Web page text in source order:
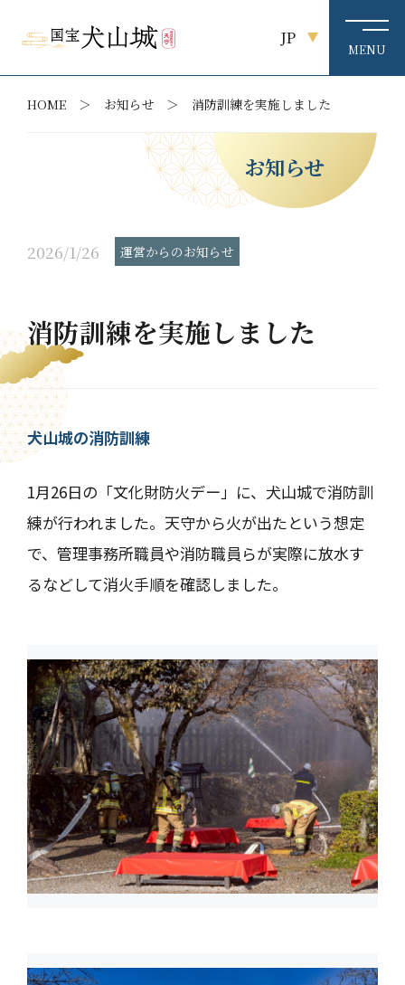
JP
HOME お知らせ 消防訓練を実施しました
お知らせ
2026/1/26 運営からのお知らせ
消防訓練を実施しました
犬山城の消防訓練
1月26日の「文化財防火デー」に、犬山城で消防訓
練が行われました。天守から火が出たという想定
で、管理事務所職員や消防職員らが実際に放水す
るなどして消火手順を確認しました。